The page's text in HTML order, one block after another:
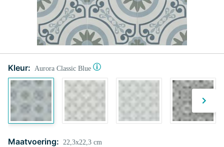
Kleur: Aurora Classic Blue
Maatvoering: 22,3x22,3 cm